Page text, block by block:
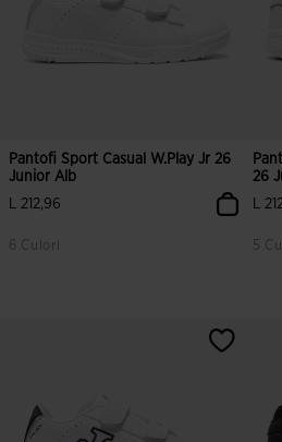
Pantofi Sport Casual W.Play Jr 26
Junior Alb
L 212,96
6 Culori
4,3 din 5 evaluări ale clienților
26
L
5